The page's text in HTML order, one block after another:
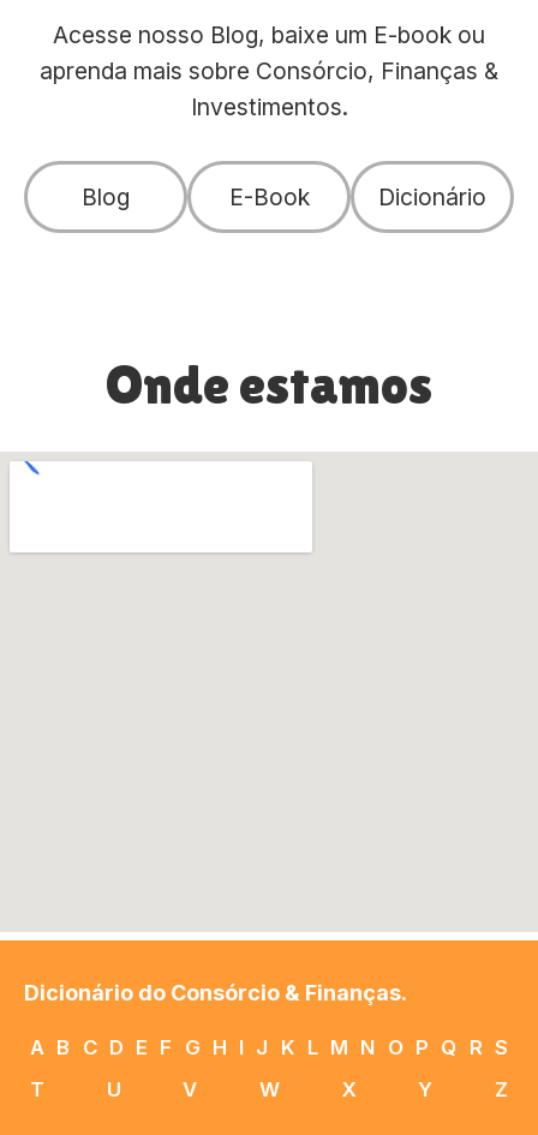
Acesse nosso Blog, baixe um E-book ou
aprenda mais sobre Consórcio, Finanças &
Investimentos.
Blog E-Book Dicionário
Onde estamos
Dicionário do Consórcio & Finanças.
A B C D E F G H I J K L M N O P Q R S
T
U V W X Y Z